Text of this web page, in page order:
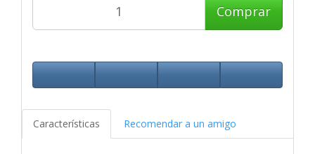
Comprar
Características Recomendar a un amigo